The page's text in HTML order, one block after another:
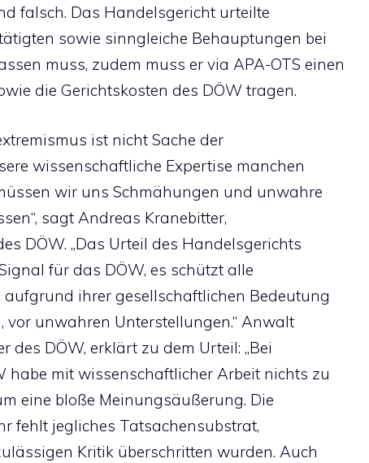
falsch. Das Handelsgericht urteilte
sowie sinngleiche Behauptungen bei
muss, zudem muss er via APA-OTS einen
die Gerichtskosten des DÖW tragen.
ist nicht Sache der
wissenschaftliche Expertise manchen
wir uns Schmähungen und unwahre
sagt Andreas Kranebitter,
DÖW. „Das Urteil des Handelsgerichts
für das DÖW, es schützt alle
ihrer gesellschaftlichen Bedeutung
vor unwahren Unterstellungen.“ Anwalt
des DÖW, erklärt zu dem Urteil: „Bei
habe mit wissenschaftlicher Arbeit nichts zu
eine bloße Meinungsäußerung. Die
fehlt jegliches Tatsachensubstrat,
Kritik überschritten wurden. Auch